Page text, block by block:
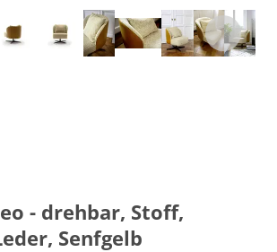
- drehbar, Stoff,
Senfgelb